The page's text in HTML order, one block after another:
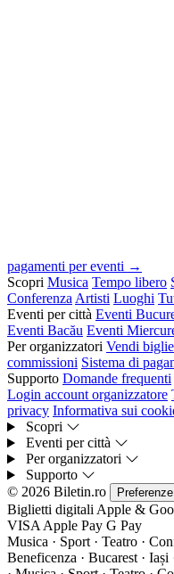
pagamenti per eventi →
Scopri Musica Tempo libero
Conferenza Artisti Luoghi
Eventi per città Eventi
Eventi Bacău Eventi
Per organizzatori Vendi
commissioni Sistema di
Supporto Domande frequenti
Login account organizzatore
privacy Informativa sui
Scopri
Eventi per città
Per organizzatori
Supporto
© 2026 Biletin.ro
Biglietti digitali Apple &
VISA Apple Pay G Pay
Musica · Sport · Teatro ·
Beneficenza · Bucarest ·